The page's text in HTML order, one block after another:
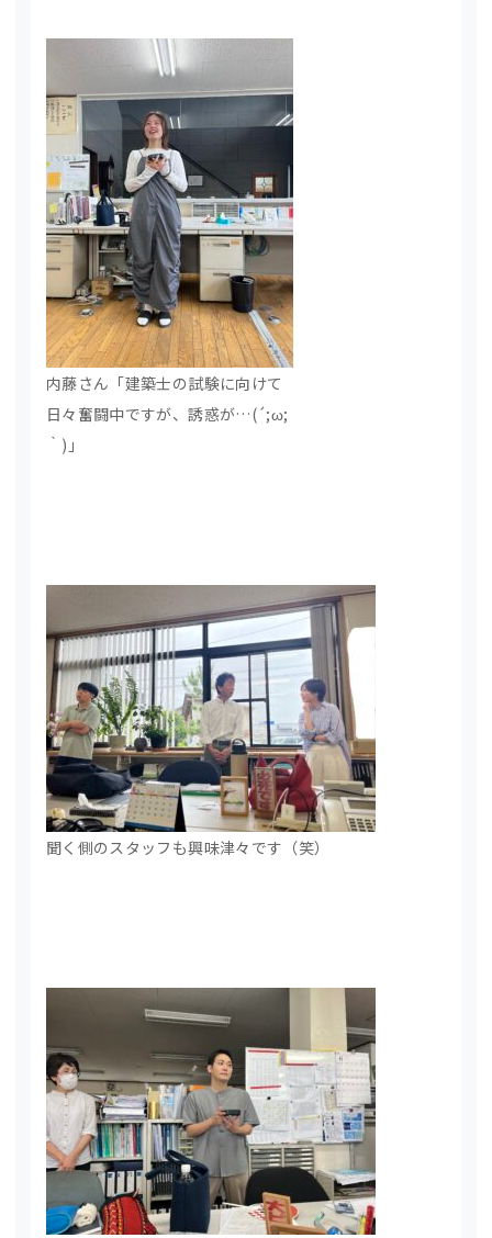
内藤さん「建築士の試験に向けて
日々奮闘中ですが、誘惑が…(´;ω;
｀)」
聞く側のスタッフも興味津々です（笑）